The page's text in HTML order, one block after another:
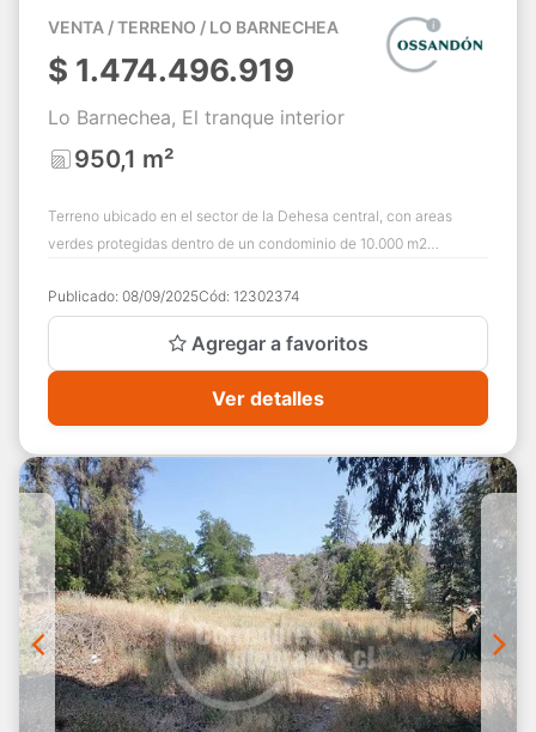
VENTA / TERRENO / LO BARNECHEA
$ 1.474.496.919
Lo Barnechea, El tranque interior
950,1 m²
Terreno ubicado en el sector de la Dehesa central, con areas
verdes protegidas dentro de un condominio de 10.000 m2
Publicado: 08/09/2025Cód: 12302374
Agregar a favoritos
Ver detalles